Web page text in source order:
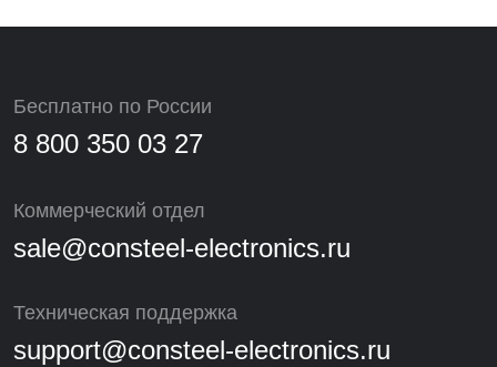
Бесплатно по России
8 800 350 03 27
Коммерческий отдел
sale@consteel-electronics.ru
Техническая поддержка
support@consteel-electronics.ru